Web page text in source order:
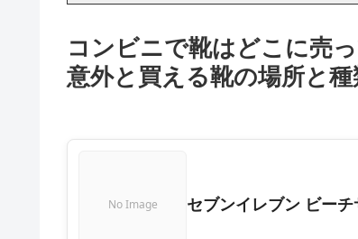
コンビニで靴はどこに売
意外と買える靴の場所と
No Image セブンイレブン ビー